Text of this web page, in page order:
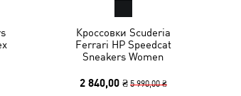
Кроссовки Scuderia
Ferrari HP Speedcat
Sneakers Women
2 840,00 ₴ 5 990,00 ₴